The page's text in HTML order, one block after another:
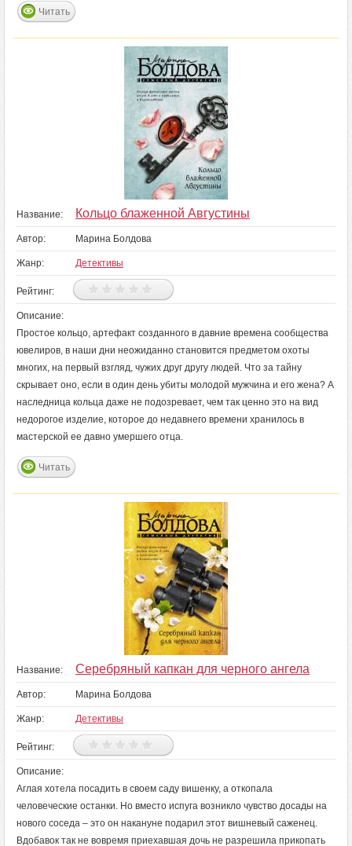
Читать
Название: Кольцо блаженной Августины
Автор: Марина Болдова
Жанр: Детективы
Рейтинг:
Описание:
Простое кольцо, артефакт созданного в давние времена сообщества
ювелиров, в наши дни неожиданно становится предметом охоты
многих, на первый взгляд, чужих друг другу людей. Что за тайну
скрывает оно, если в один день убиты молодой мужчина и его жена? А
наследница кольца даже не подозревает, чем так ценно это на вид
недорогое изделие, которое до недавнего времени хранилось в
мастерской ее давно умершего отца.
Читать
Название: Серебряный капкан для черного ангела
Автор: Марина Болдова
Жанр: Детективы
Рейтинг:
Описание:
Аглая хотела посадить в своем саду вишенку, а откопала
человеческие останки. Но вместо испуга возникло чувство досады на
нового соседа – это он накануне подарил этот вишневый саженец.
Вдобавок так не вовремя приехавшая дочь не разрешила прикопать